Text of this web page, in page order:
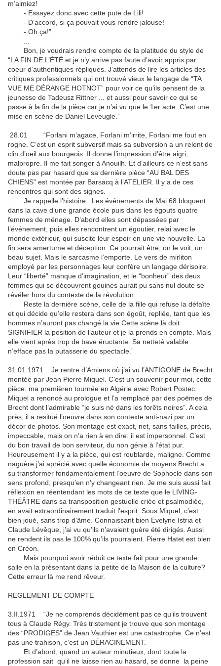
m’aimiez!
- Essayez donc avec cette pute de Lili!
- D’accord, si ça pouvait vous rendre jalouse!
- Oh ça!”
Bon, je voudrais rendre compte de la platitude du style de
“LA FIN DE L’ÉTÉ et je n’y arrive pas faute d’avoir appris par
coeur d’authentiques répliques. J’attends de lire les articles des
critiques professionnels qui ont trouvé vieux le langage de “TA
VUE ME DÉRANGE HOTNOT” pour voir ce qu’ils pensent de la
jeunesse de Tadeusz Rittner ... et aussi pour savoir ce qui se
passe à la fin de la pièce car je n’ai vu que le 1er acte. C’est une
mise en scène de Daniel Leveugle.”
28.01 “Forlani m’agace, Forlani m’irrite, Forlani me fout en
rogne. C’est un esprit subversif mais sa subversion a un relent de
clin d’oeil aux bourgeois. Il donne l’impression d’être aigri,
malpropre. Il me fait songer à Anouilh. Et d’ailleurs ce n’est sans
doute pas par hasard que sa dernière pièce “AU BAL DES
CHIENS” est montée par Barsacq à l’ATELIER. Il y a de ces
rencontres qui sont des signes.
Je rappelle l’histoire : Les événements de Mai 68 bloquent
dans la cave d’une grande école puis dans les égouts quatre
femmes de ménage. D’abord elles sont dépassées par
l’événement, puis elles rencontrent un égoutier, relai avec le
monde extérieur, qui suscite leur espoir en une vie nouvelle. La
fin sera amertume et déception. Ce pourrait être, on le voit, un
beau sujet. Mais le sarcasme l’emporte. Le vers de mirliton
employé par les personnages leur confère un langage dérisoire.
Leur “liberté” manque d’imagination, et le “bonheur” des deux
femmes qui se découvrent gouines aurait pu sans nul doute se
révéler hors du contexte de la révolution.
Reste la dernière scène, celle de la fille qui refuse la défaîte
et qui décide qu’elle restera dans son égoût, repliée, tant que les
hommes n’auront pas changé la vie.Cette scène là doit
SIGNIFIER la position de l’auteur et je la prends en compte. Mais
elle vient après trop de bave éructante. Sa netteté valable
n’efface pas la putasserie du spectacle.”
31 01.1971 Je rentre d’Amiens où j’ai vu l’ANTIGONE de Brecht
montée par Jean Pierre Miquel. C’est un souvenir pour moi, cette
pièce: ma premièren tournée en Algérie avec Robert Postec.
Miquel a renoncé au prologue et l’a remplacé par des poëmes de
Brecht dont l’admirable “je suis né dans les forêts noires”. A cela
près, il a resitué l’oeuvre dans son contexte anti-nazi par un
décor de photos. Son montage est exact, net, sans failles, précis,
impeccable, mais on n’a rien à en dire: il est impersonnel. C’est
du bon travail de bon serviteur, du non génie à l’état pur.
Heureusement il y a la pièce, qui est roublarde, maligne. Comme
naguère j’ai aprécié avec quelle économie de moyens Brecht a
su transformer fondamentalement l’oeuvre de Sophocle dans son
sens profond, presqu’en n’y changeant rien. Je me suis aussi fait
réflexion en réentendant les mots de ce texte que le LIVING-
THÉÂTRE dans sa transposition gestuelle criée et psalmodiée,
en avait extraordinairement traduit l’esprit. Sous Miquel, c’est
bien joué, sans trop d’âme. Connaissant bien Evelyne Istria et
Claude Lévêque, j’ai vu qu’ils n’avaient guère été dirigés. Aussi
ne rendent ils pas le 100% qu’ils pourraient. Pierre Hatet est bien
en Créon.
Mais pourquoi avoir réduit ce texte fait pour une grande
salle en la présentant dans la petite de la Maison de la culture?
Cette erreur là me rend rêveur.
REGLEMENT DE COMPTE
3.II.1971 “Je ne comprends décidément pas ce qu’ils trouvent
tous à Claude Régy. Très tristement je trouve que son montage
des “PRODIGES” de Jean Vauthier est une catastrophe. Ce n’est
pas une trahison, c’est un DÉRACINEMENT.
Et d’abord, quand un auteur minutieux, dont toute la
profession sait qu’il ne laisse rien au hasard, se donne la peine